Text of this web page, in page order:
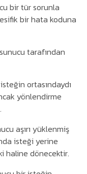
bir tür sorunla
bir hata koduna
tarafından
ortasındaydı
yönlendirme
aşırı yüklenmiş
isteği yerine
haline dönecektir.